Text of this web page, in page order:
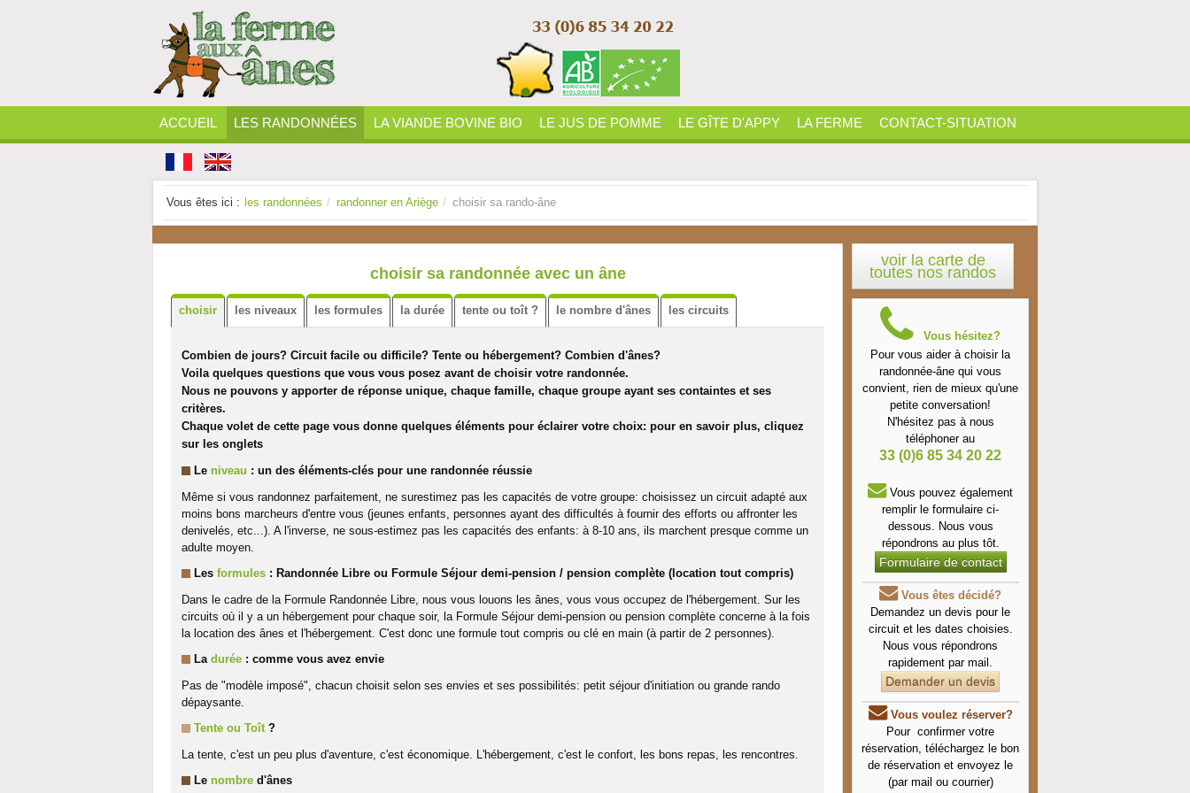
ACCUEIL LES RANDONNÉES LA VIANDE BOVINE BIO LE JUS DE POMME LE GÎTE D'APPY LA FERME CONTACT-SITUATION
Vous êtes ici : les randonnées / randonner en Ariège / choisir sa rando-âne
choisir sa randonnée avec un âne
choisir les niveaux les formules la durée tente ou toît ? le nombre d'ânes les circuits
Combien de jours? Circuit facile ou difficile? Tente ou hébergement? Combien d'ânes?
Voila quelques questions que vous vous posez avant de choisir votre randonnée.
Nous ne pouvons y apporter de réponse unique, chaque famille, chaque groupe ayant ses containtes et ses
critères.
Chaque volet de cette page vous donne quelques éléments pour éclairer votre choix: pour en savoir plus, cliquez
sur les onglets
Le niveau : un des éléments-clés pour une randonnée réussie
Même si vous randonnez parfaitement, ne surestimez pas les capacités de votre groupe: choisissez un circuit adapté aux
moins bons marcheurs d'entre vous (jeunes enfants, personnes ayant des difficultés à fournir des efforts ou affronter les
denivelés, etc...). A l'inverse, ne sous-estimez pas les capacités des enfants: à 8-10 ans, ils marchent presque comme un
adulte moyen.
Les formules : Randonnée Libre ou Formule Séjour demi-pension / pension complète (location tout compris)
Dans le cadre de la Formule Randonnée Libre, nous vous louons les ânes, vous vous occupez de l'hébergement. Sur les
circuits où il y a un hébergement pour chaque soir, la Formule Séjour demi-pension ou pension complète concerne à la fois
la location des ânes et l'hébergement. C'est donc une formule tout compris ou clé en main (à partir de 2 personnes).
La durée : comme vous avez envie
Pas de "modèle imposé", chacun choisit selon ses envies et ses possibilités: petit séjour d'initiation ou grande rando
dépaysante.
Tente ou Toît ?
La tente, c'est un peu plus d'aventure, c'est économique. L'hébergement, c'est le confort, les bons repas, les rencontres.
Le nombre d'ânes
voir la carte de
toutes nos randos
Vous hésitez?
Pour vous aider à choisir la
randonnée-âne qui vous
convient, rien de mieux qu'une
petite conversation!
N'hésitez pas à nous
téléphoner au
33 (0)6 85 34 20 22
Vous pouvez également
remplir le formulaire ci-
dessous. Nous vous
répondrons au plus tôt.
Formulaire de contact
Vous êtes décidé?
Demandez un devis pour le
circuit et les dates choisies.
Nous vous répondrons
rapidement par mail.
Demander un devis
Vous voulez réserver?
Pour confirmer votre
réservation, téléchargez le bon
de réservation et envoyez le
(par mail ou courrier)